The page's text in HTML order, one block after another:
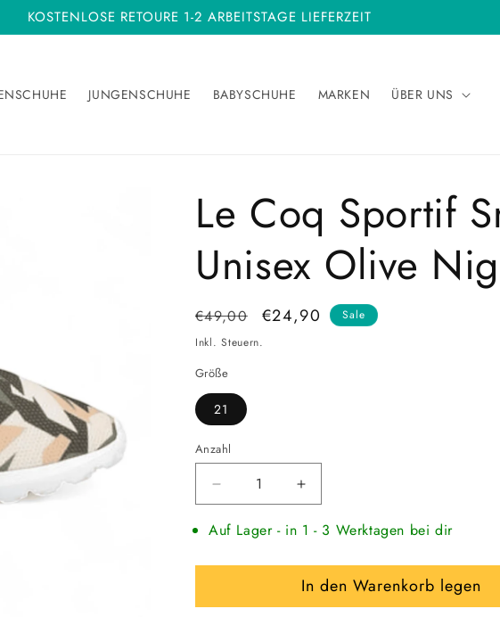
KOSTENLOSE RETOURE 1-2 ARBEITSTAGE LIEFERZEIT
JUNGENSCHUHE BABYSCHUHE MARKEN ÜBER UNS
Le Coq Sportif
Unisex Olive
Normaler
Preis
€49,00 Verkaufspreis
€24,90
Sale
Inkl. Steuern.
Größe
21
Anzahl
Verringere
die
Menge
Le
Sportif
Erhöhe
die
Menge
Le
Coq
Sportif
Auf Lager - in 1 - 3 Werktagen bei dir
In den Warenkorb legen